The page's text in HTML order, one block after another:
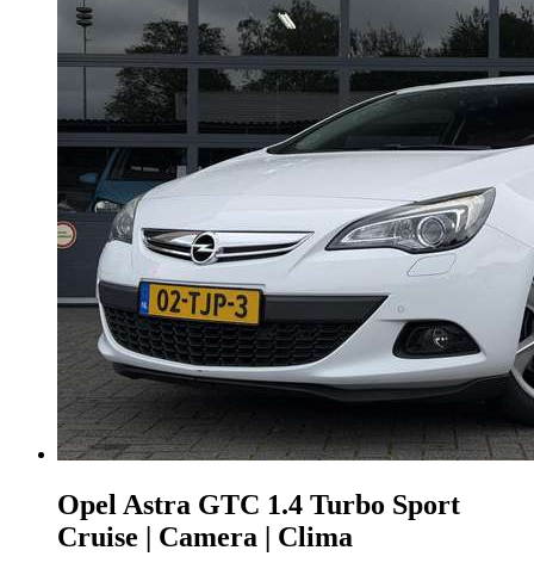
Opel Astra GTC 1.4 Turbo Sport
Cruise | Camera | Clima